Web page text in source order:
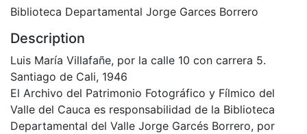
Biblioteca Departamental Jorge Garces Borrero
Description
Luis María Villafañe, por la calle 10 con carrera 5.
Santiago de Cali, 1946
El Archivo del Patrimonio Fotográfico y Fílmico del
Valle del Cauca es responsabilidad de la Biblioteca
Departamental del Valle Jorge Garcés Borrero, por